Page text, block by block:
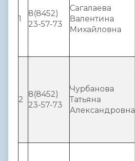
1
8(8452)
23-57-73
Сагалаева
Валентина
Михайловна
2
8(8452)
23-57-73
Чурбанова
Татьяна
Александровна